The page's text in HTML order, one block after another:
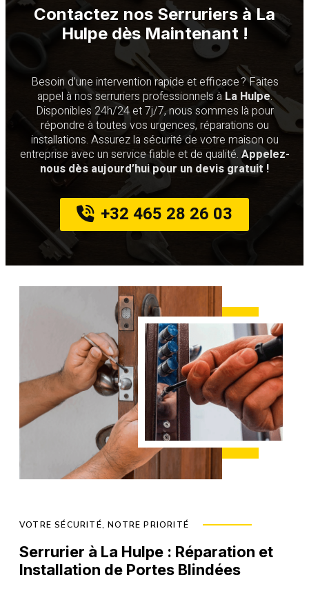
Contactez nos Serruriers à La
Hulpe dès Maintenant !
Besoin d’une intervention rapide et efficace ? Faites
appel à nos serruriers professionnels à La Hulpe.
Disponibles 24h/24 et 7j/7, nous sommes là pour
répondre à toutes vos urgences, réparations ou
installations. Assurez la sécurité de votre maison ou
entreprise avec un service fiable et de qualité. Appelez-
nous dès aujourd’hui pour un devis gratuit !
+32 465 28 26 03
VOTRE SÉCURITÉ, NOTRE PRIORITÉ
Serrurier à La Hulpe : Réparation et
Installation de Portes Blindées